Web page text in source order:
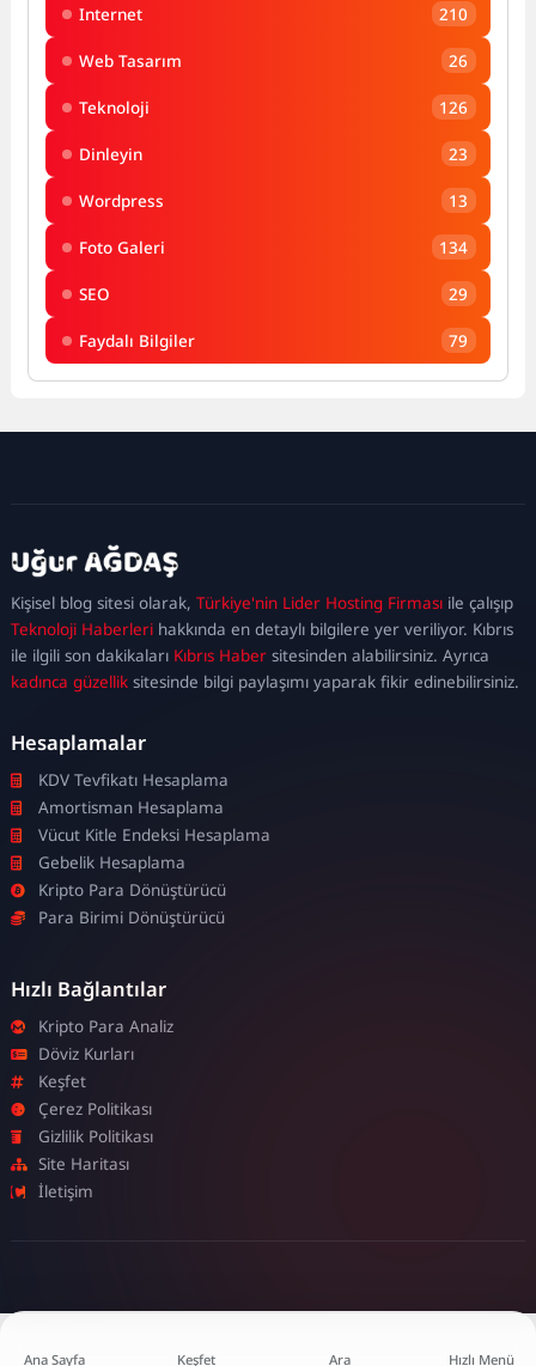
Internet 210
Web Tasarım 26
Teknoloji 126
Dinleyin 23
Wordpress 13
Foto Galeri 134
SEO 29
Faydalı Bilgiler 79
Kişisel blog sitesi olarak,Türkiye'nin Lider Hosting Firması ile çalışıp
Teknoloji Haberleri hakkında en detaylı bilgilere yer veriliyor. Kıbrıs
ile ilgili son dakikaları Kıbrıs Haber sitesinden alabilirsiniz. Ayrıca
kadınca güzellik sitesinde bilgi paylaşımı yaparak fikir edinebilirsiniz.
kadıköy
escortmaltepe
escortataşehir
escortümraniye
escort
Hesaplamalar
KDV Tevfikatı Hesaplama
Amortisman Hesaplama
Vücut Kitle Endeksi Hesaplama
Gebelik Hesaplama
Kripto Para Dönüştürücü
Para Birimi Dönüştürücü
Hızlı Bağlantılar
Kripto Para Analiz
Döviz Kurları
Keşfet
Çerez Politikası
Gizlilik Politikası
Site Haritası
İletişim
Ana Sayfa Keşfet Ara Hızlı Menü